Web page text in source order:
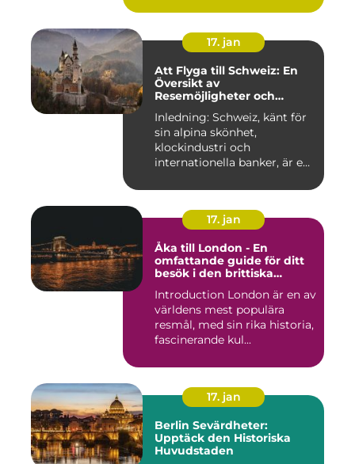
17. jan
Att Flyga till Schweiz: En
Översikt av
Resemöjligheter och
Nackdelar
Inledning: Schweiz, känt för
sin alpina skönhet,
klockindustri och
internationella banker, är en
17. jan
Åka till London - En
omfattande guide för ditt
besök i den brittiska
Introduction London är en av
världens mest populära
resmål, med sin rika historia,
fascinerande kul...
17. jan
Berlin Sevärdheter:
Upptäck den Historiska
Huvudstaden